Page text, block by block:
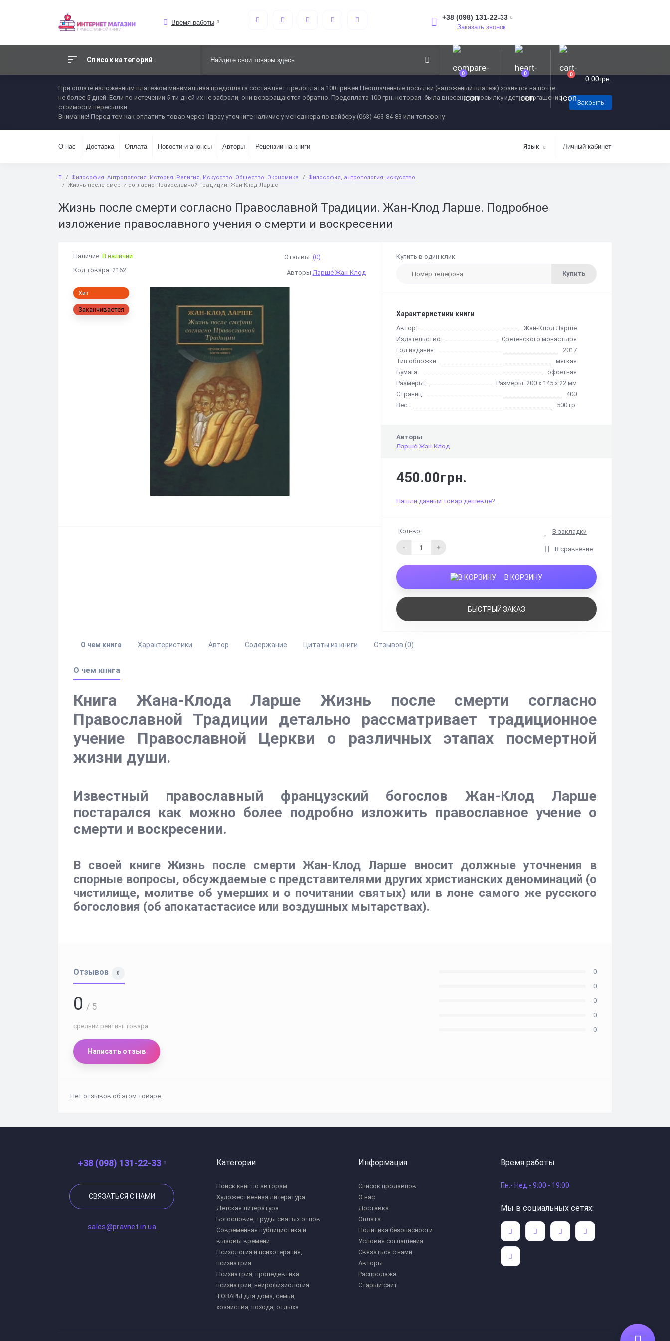
Время работы
+38 (098) 131-22-33
Заказать звонок
Список категорий
0 0 0
0.00грн.
При оплате наложенным платежом минимальная предоплата составляет предоплата 100 гривен.Неоплаченные посылки (наложеный платеж) хранятся на почте
не более 5 дней. Если по истечении 5-ти дней их не забрали, они возвращаются обратно. Предоплата 100 грн. которая была внесена за посылку идет на погашение
стоимости пересылки.
Внимание! Перед тем как оплатить товар через liqpay уточните наличие у менеджера по вайберу (063) 463-84-83 или телефону.
Закрыть
О нас Доставка Оплата Новости и анонсы Авторы Рецензии на книги Язык Личный кабинет
Философия. Антропология. История. Религия. Искусство. Общество. Экономика
Философия, антропология, искусство
Жизнь после смерти согласно Православной Традиции. Жан-Клод Ларше
Жизнь после смерти согласно Православной Традиции. Жан-Клод Ларше. Подробное
изложение православного учения о смерти и воскресении
Наличие: В наличии
Код товара: 2162
Отзывы: (0)
Авторы Ларше́ Жан-Клод
Хит
Заканчивается
Купить в один клик
Купить
Характеристики книги
Автор:
Жан-Клод Ларше
Издательство:
Сретенского монастыря
Год издания:
2017
Тип обложки:
мягкая
Бумага:
офсетная
Размеры:
Размеры: 200 х 145 х 22 мм
Страниц:
400
Вес:
500 гр.
Авторы
Ларше́ Жан-Клод
450.00грн.
Нашли данный товар дешевле?
Кол-во:
- +
В закладки
В сравнение
В КОРЗИНУ
БЫСТРЫЙ ЗАКАЗ
О чем книга Характеристики Автор Содержание Цитаты из книги Отзывов (0)
О чем книга
Книга Жана-Клода Ларше Жизнь после смерти согласно
Православной Традиции детально рассматривает традиционное
учение Православной Церкви о различных этапах посмертной
жизни души.
Известный православный французский богослов Жан-Клод Ларше
постарался как можно более подробно изложить православное учение о
смерти и воскресении.
В своей книге Жизнь после смерти Жан-Клод Ларше вносит должные уточнения в
спорные вопросы, обсуждаемые с представителями других христианских деноминаций (о
чистилище, молитве об умерших и о почитании святых) или в лоне самого же русского
богословия (об апокатастасисе или воздушных мытарствах).
Отзывов 0
0 / 5
средний рейтинг товара
Написать отзыв
0
0
0
0
0
Нет отзывов об этом товаре.
+38 (098) 131-22-33
СВЯЗАТЬСЯ С НАМИ
sales@pravnet.in.ua
Категории
Поиск книг по авторам
Художественная литература
Детская литература
Богословие, труды святых отцов
Современная публицистика и
вызовы времени
Психология и психотерапия,
психиатрия
Психиатрия, пропедевтика
психиатрии, нейрофизиология
ТОВАРЫ для дома, семьи,
хозяйства, похода, отдыха
Информация
Список продавцов
О нас
Доставка
Оплата
Политика безопасности
Условия соглашения
Связаться с нами
Авторы
Распродажа
Старый сайт
Время работы
Пн.- Нед.- 9:00 - 19:00
Мы в социальных сетях: